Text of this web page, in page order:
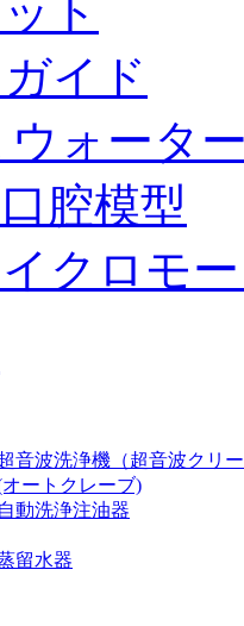
ト
イド
ウォータ
腔模型
クロモ
音波洗浄機（超音波クリ
ートクレーブ)
動洗浄注油器
留水器